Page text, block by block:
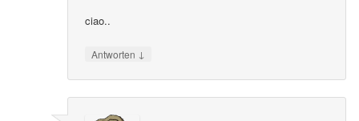
ciao..
Antworten ↓